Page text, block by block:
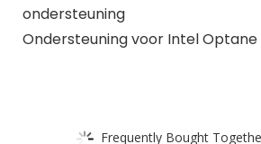
ondersteuning
Ondersteuning voor Intel
Frequently Bought